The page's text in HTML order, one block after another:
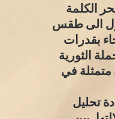
الكلمة
الى طقس
بقدرات
الثورية
متمثلة في
تحليل